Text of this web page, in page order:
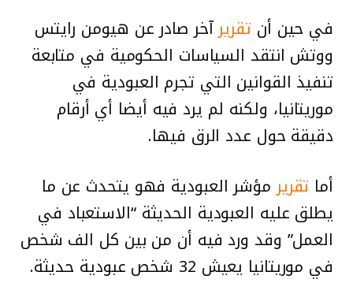
في حين أن تقريرآخر صادر عن هيومن رايتس
ووتش انتقد السياسات الحكومية في متابعة
تنفيذ القوانين التي تجرم العبودية في
موريتانيا، ولكنه لم يرد فيه أيضا أي أرقام
دقيقة حول عدد الرق فيها.
أما تقريرمؤشر العبودية فهو يتحدث عن ما
يطلق عليه العبودية الحديثة “الاستعباد في
العمل” وقد ورد فيه أن من بين كل الف شخص
في موريتانيا يعيش 32 شخص عبودية حديثة.